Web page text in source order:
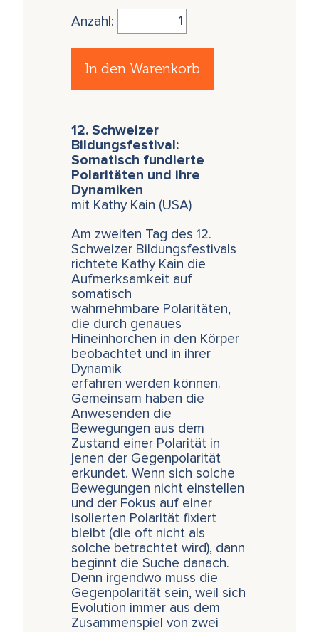
Anzahl:
In den Warenkorb
12. Schweizer
Bildungsfestival:
Somatisch fundierte
Polaritäten und ihre
Dynamiken
mit Kathy Kain (USA)
Am zweiten Tag des 12.
Schweizer Bildungsfestivals
richtete Kathy Kain die
Aufmerksamkeit auf
somatisch
wahrnehmbare Polaritäten,
die durch genaues
Hineinhorchen in den Körper
beobachtet und in ihrer
Dynamik
erfahren werden können.
Gemeinsam haben die
Anwesenden die
Bewegungen aus dem
Zustand einer Polarität in
jenen der Gegenpolarität
erkundet. Wenn sich solche
Bewegungen nicht einstellen
und der Fokus auf einer
isolierten Polarität fixiert
bleibt (die oft nicht als
solche betrachtet wird), dann
beginnt die Suche danach.
Denn irgendwo muss die
Gegenpolarität sein, weil sich
Evolution immer aus dem
Zusammenspiel von zwei